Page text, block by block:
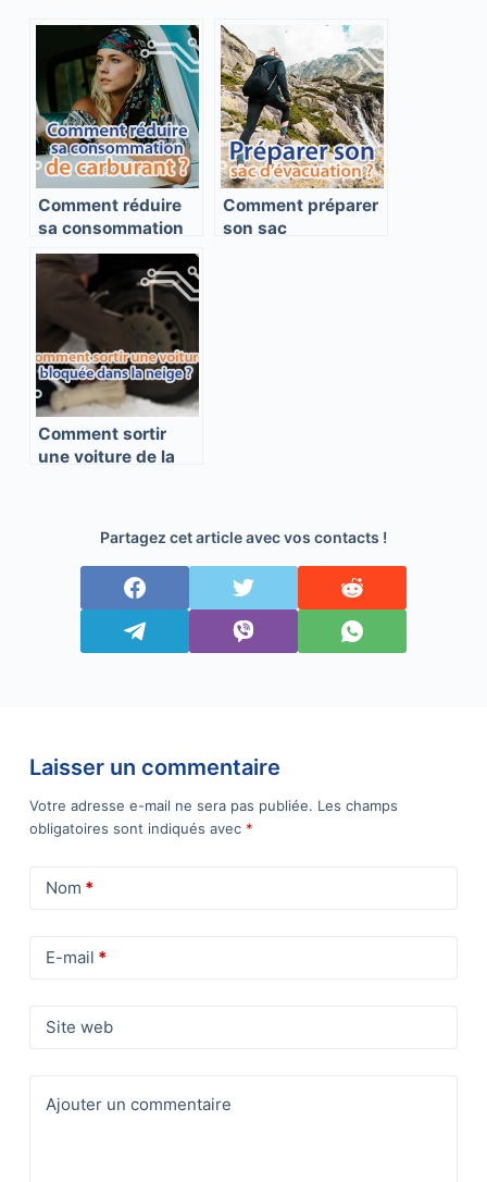
Comment réduire
sa consommation
(et sa facture) de
carburant en
voiture ?
Comment préparer
son sac
Comment sortir
une voiture de la
Partagez cet article avec vos contacts !
Laisser un commentaire
Votre adresse e-mail ne sera pas publiée. Les champs
obligatoires sont indiqués avec *
Nom *
E-mail *
Site web
Ajouter un commentaire